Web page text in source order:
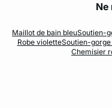
Ne
Maillot de bain bleuSoutien-
Robe violetteSoutien-gorge
Chemisier